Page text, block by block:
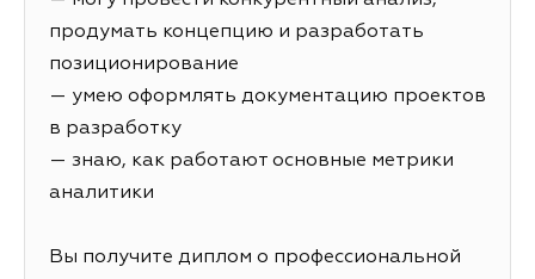
продумать концепцию и разработать
позиционирование
— умею оформлять документацию проектов
в разработку
— знаю, как работают основные метрики
аналитики
Вы получите диплом о профессиональной